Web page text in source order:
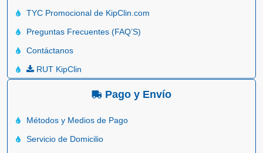
TYC Promocional de KipClin.com
Preguntas Frecuentes (FAQ’S)
Contáctanos
RUT KipClin
Pago y Envío
Métodos y Medios de Pago
Servicio de Domicilio